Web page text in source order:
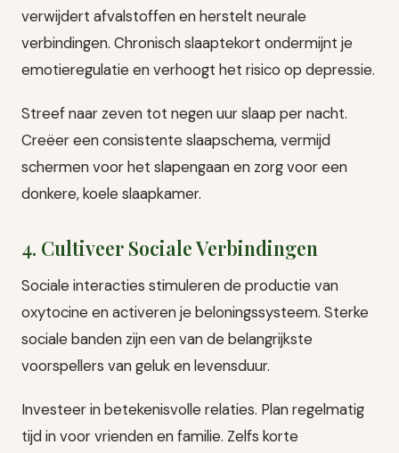
verwijdert afvalstoffen en herstelt neurale
verbindingen. Chronisch slaaptekort ondermijnt je
emotieregulatie en verhoogt het risico op depressie.
Streef naar zeven tot negen uur slaap per nacht.
Creëer een consistente slaapschema, vermijd
schermen voor het slapengaan en zorg voor een
donkere, koele slaapkamer.
4. Cultiveer Sociale Verbindingen
Sociale interacties stimuleren de productie van
oxytocine en activeren je beloningssysteem. Sterke
sociale banden zijn een van de belangrijkste
voorspellers van geluk en levensduur.
Investeer in betekenisvolle relaties. Plan regelmatig
tijd in voor vrienden en familie. Zelfs korte